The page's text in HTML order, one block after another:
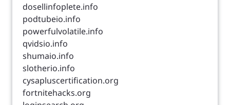
dosellinfoplete.info
podtubeio.info
powerfulvolatile.info
qvidsio.info
shumaio.info
slotherio.info
cysapluscertification.org
fortnitehacks.org